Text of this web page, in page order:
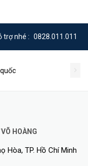
trợ nhé : 0828.011.011
HOÀNG
Hòa, TP. Hồ Chí Minh